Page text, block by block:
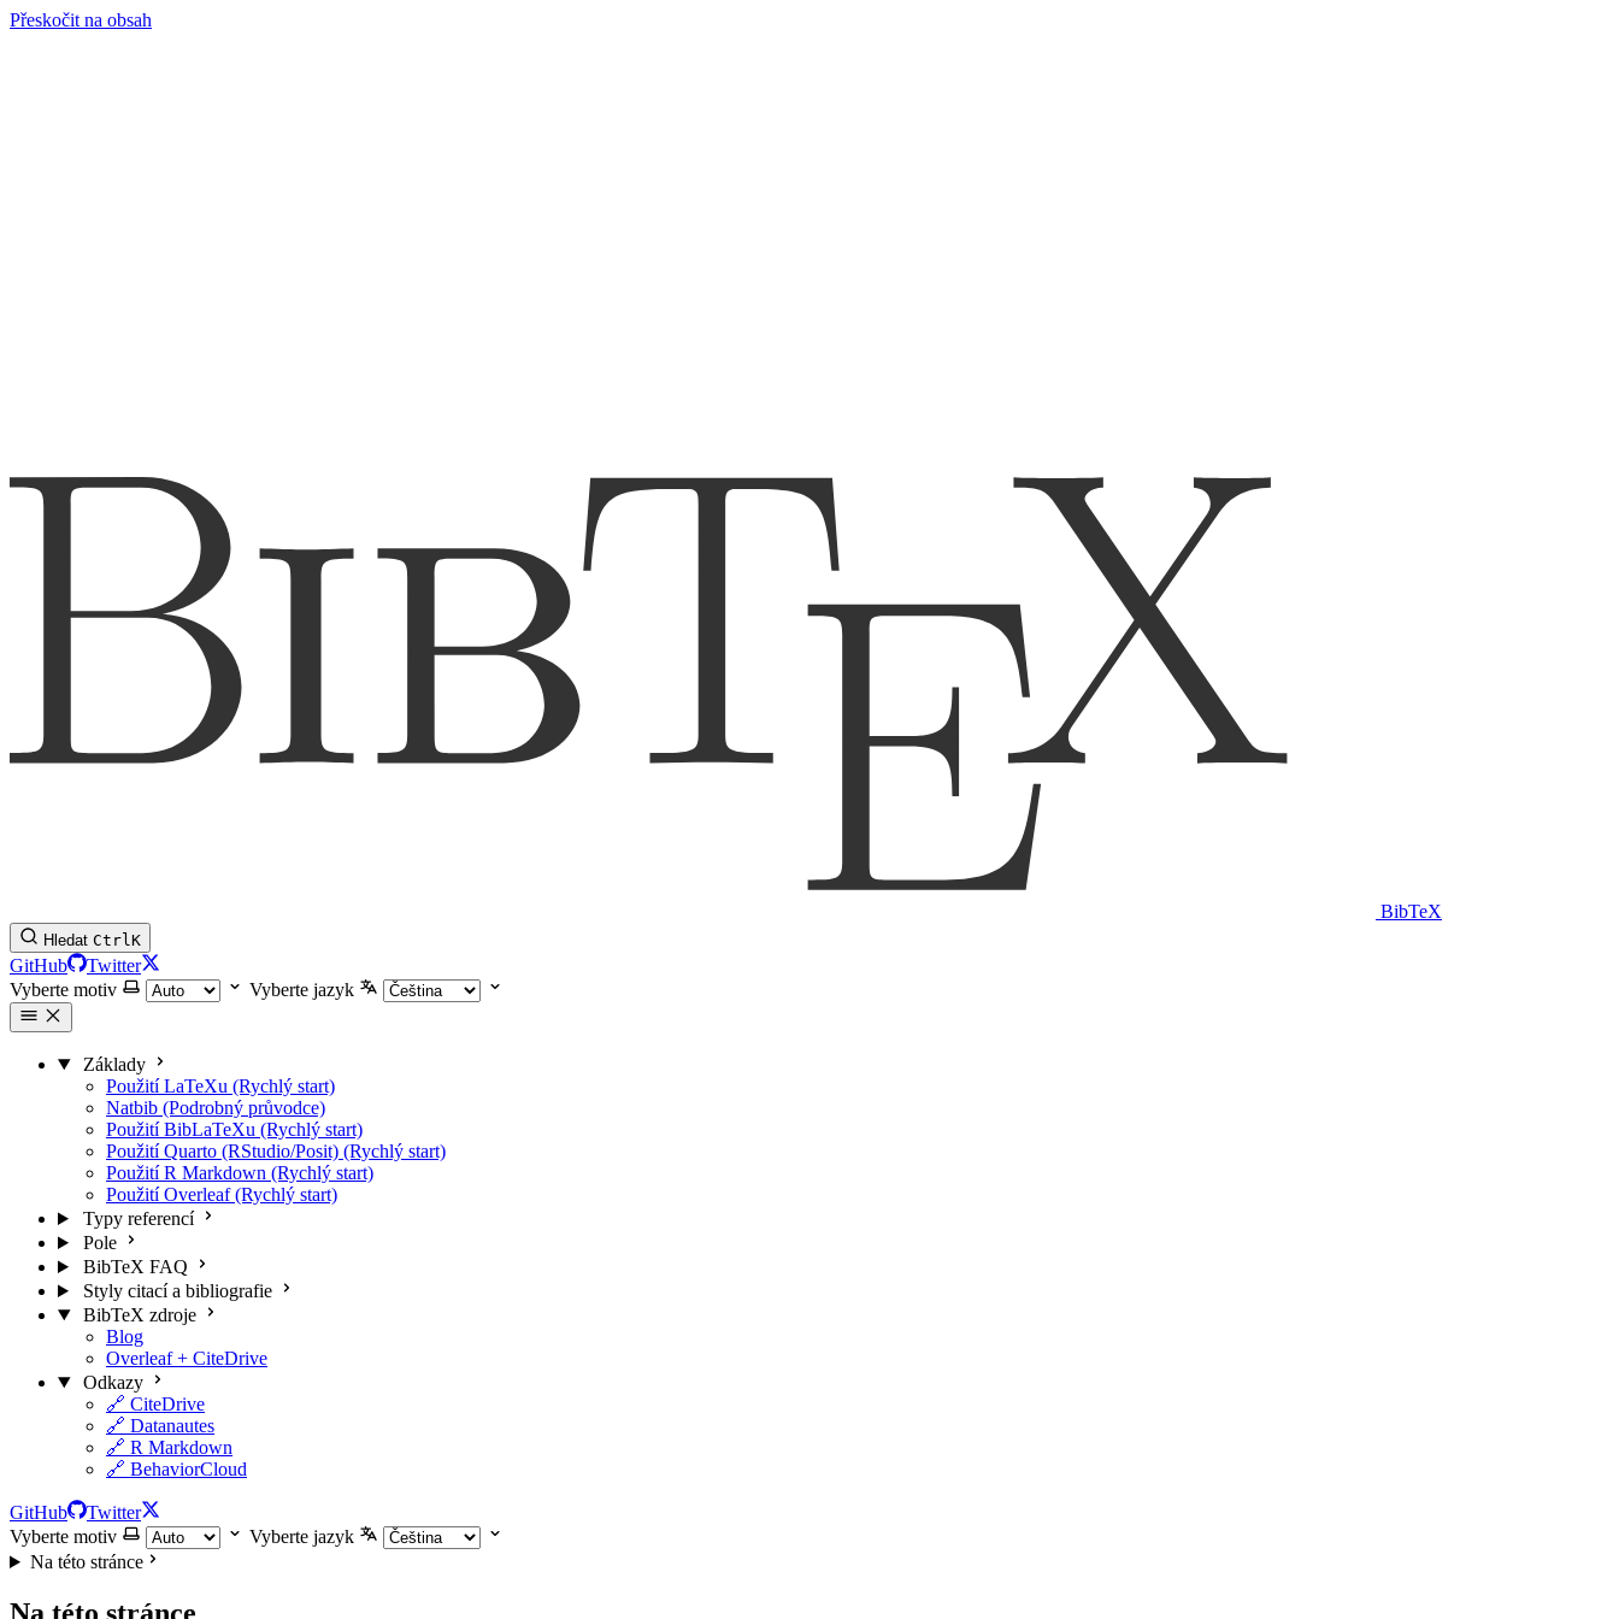
Přeskočit na obsah
BibTeX
Hledat CtrlK
GitHub
Twitter
Vyberte motiv
Vyberte jazyk
Základy
Použití LaTeXu (Rychlý start)
Natbib (Podrobný průvodce)
Použití BibLaTeXu (Rychlý start)
Použití Quarto (RStudio/Posit) (Rychlý start)
Použití R Markdown (Rychlý start)
Použití Overleaf (Rychlý start)
Typy referencí
Pole
BibTeX FAQ
Styly citací a bibliografie
BibTeX zdroje
Blog
Overleaf + CiteDrive
Odkazy
🔗 CiteDrive
🔗 Datanautes
🔗 R Markdown
🔗 BehaviorCloud
GitHub
Twitter
Vyberte motiv
Vyberte jazyk
Na této stránce